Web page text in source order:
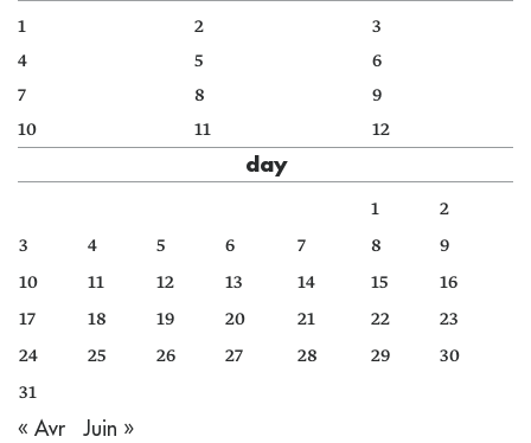
1 2
3
4
5
6
7
8
9
10
11 12
day
1
2
3
4 5 6 7 8
9
10
11 12 13 14 15
16
17
18 19 20 21 22
23
24
25 26 27 28 29
30
31
« Avr Juin »